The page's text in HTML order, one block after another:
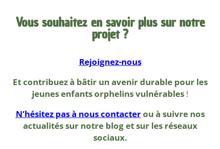
Vous souhaitez en savoir plus sur notre
projet ?
Rejoignez-nous
Et contribuez à bâtir un avenir durable pour les
jeunes enfants orphelins vulnérables !
N’hésitez pas à nous contacterou à suivre nos
actualités sur notre blog et sur les réseaux
sociaux.